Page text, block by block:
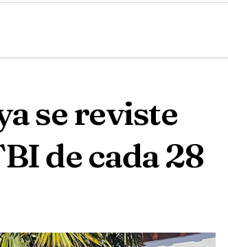
se reviste
de cada 28